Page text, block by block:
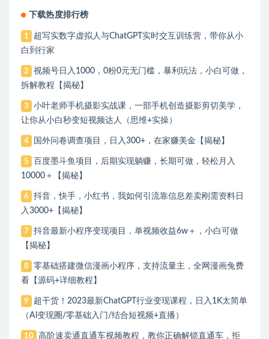
下载热度排行榜
1
超写实数字虚拟人与ChatGPT实时交互训练营，带你从小
白到行家
2
视频号日入1000，0粉0元无门槛，暴利玩法，小白可做，
拆解教程【揭秘】
3
小叶老师手机摄影实战课，一部手机创造摄影剪切美学，
让你从小白秒变短视频达人（思维+实操）
4 国外问卷调查项目，日入300+，在家赚美金【揭秘】
5
百度墨斗鱼项目，后期实现躺赚，长期可做，轻松月入
10000＋【揭秘】
6
抖音，快手，小红书，我如何引流靠信息差卖刚需资料日
入3000+【揭秘】
7
抖音最新小程序变现项目，单视频收益6w＋，小白可做
【揭秘】
8
零基础搭建微信漫画小程序，支持流量主，全网漫画兔费
看【源码+详细教程】
9
超干货！2023最新ChatGPT行业变现课程，日入1K太简单
（Al变现圈/零基础入门/结合短视频+直播）
10 高阶速卖通直通车视频教程，教你正确解锁直通车，拒